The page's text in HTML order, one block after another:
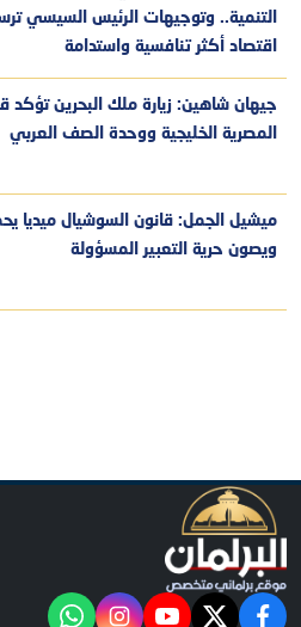
التنمية.. وتوجيهات الرئيس السيسي
اقتصاد أكثر تنافسية واستدامة
جيهان شاهين: زيارة ملك البحرين تؤكد
المصرية الخليجية ووحدة الصف العربي
ميشيل الجمل: قانون السوشيال ميديا
ويصون حرية التعبير المسؤولة